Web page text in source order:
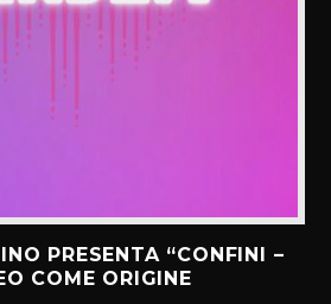
PRESENTA “CONFINI –
COME ORIGINE